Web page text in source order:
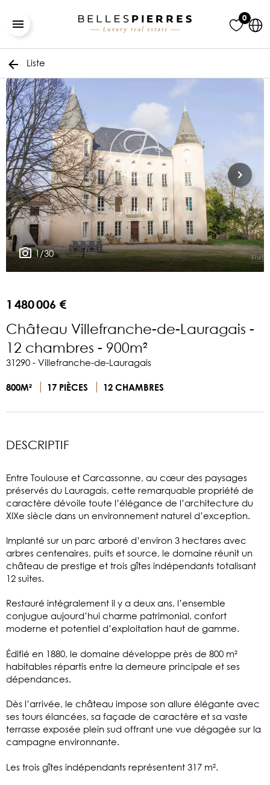
0
Liste
1/30
1 480 006 €
Château Villefranche-de-Lauragais -
12 chambres - 900m²
31290 - Villefranche-de-Lauragais
800M² 17 PIÈCES 12 CHAMBRES
DESCRIPTIF
Entre Toulouse et Carcassonne, au cœur des paysages
préservés du Lauragais, cette remarquable propriété de
caractère dévoile toute l’élégance de l’architecture du
XIXe siècle dans un environnement naturel d’exception.
Implanté sur un parc arboré d’environ 3 hectares avec
arbres centenaires, puits et source, le domaine réunit un
château de prestige et trois gîtes indépendants totalisant
12 suites.
Restauré intégralement il y a deux ans, l’ensemble
conjugue aujourd’hui charme patrimonial, confort
moderne et potentiel d’exploitation haut de gamme.
Édifié en 1880, le domaine développe près de 800 m²
habitables répartis entre la demeure principale et ses
dépendances.
Dès l’arrivée, le château impose son allure élégante avec
ses tours élancées, sa façade de caractère et sa vaste
terrasse exposée plein sud offrant une vue dégagée sur la
campagne environnante.
Les trois gîtes indépendants représentent 317 m².